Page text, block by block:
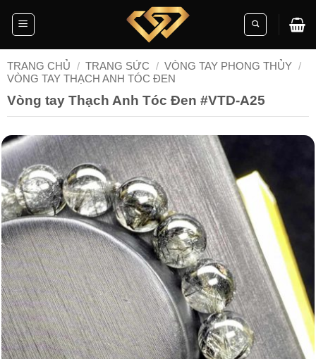
TRANG CHỦ / TRANG SỨC / VÒNG TAY PHONG THỦY /
VÒNG TAY THẠCH ANH TÓC ĐEN
Vòng tay Thạch Anh Tóc Đen #VTD-A25